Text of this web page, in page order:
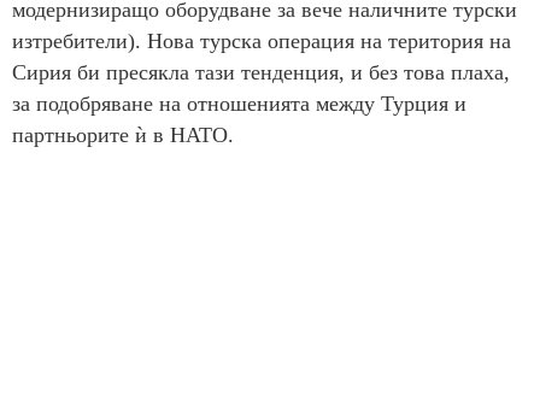
модернизиращо оборудване за вече наличните турски
изтребители). Нова турска операция на територия на
Сирия би пресякла тази тенденция, и без това плаха,
за подобряване на отношенията между Турция и
партньорите ѝ в НАТО.